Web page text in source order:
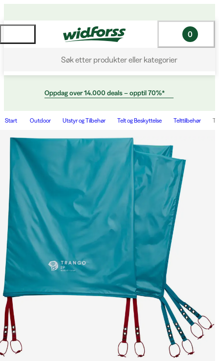
Søk etter produkter eller kategorier
0
Oppdag over 14.000 deals – opptil 70%*
Start Outdoor Utstyr og Tilbehør Telt og Beskyttelse Telttilbehør